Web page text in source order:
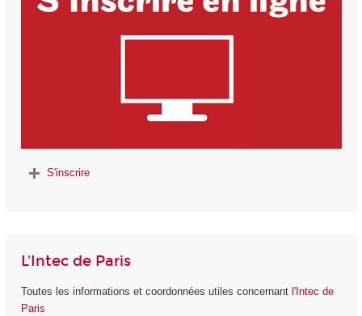
S'inscrire
L'Intec de Paris
Toutes les informations et coordonnées utiles concernant l'Intec de
Paris